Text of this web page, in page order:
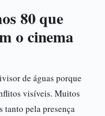
80 que
o cinema
de águas porque
visíveis. Muitos
tanto pela presença